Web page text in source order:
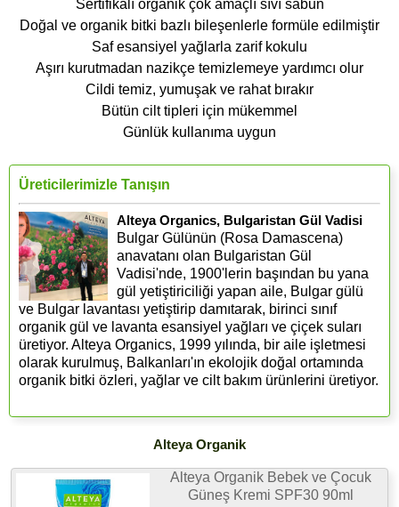
Sertifikalı organik çok amaçlı sıvı sabun
Doğal ve organik bitki bazlı bileşenlerle formüle edilmiştir
Saf esansiyel yağlarla zarif kokulu
Aşırı kurutmadan nazikçe temizlemeye yardımcı olur
Cildi temiz, yumuşak ve rahat bırakır
Bütün cilt tipleri için mükemmel
Günlük kullanıma uygun
Üreticilerimizle Tanışın
Alteya Organics, Bulgaristan Gül Vadisi
Bulgar Gülünün (Rosa Damascena)
anavatanı olan Bulgaristan Gül
Vadisi'nde, 1900'lerin başından bu yana
gül yetiştiriciliği yapan aile, Bulgar gülü
ve Bulgar lavantası yetiştirip damıtarak, birinci sınıf
organik gül ve lavanta esansiyel yağları ve çiçek suları
üretiyor. Alteya Organics, 1999 yılında, bir aile işletmesi
olarak kurulmuş, Balkanları'ın ekolojik doğal ortamında
organik bitki özleri, yağlar ve cilt bakım ürünlerini üretiyor.
Alteya Organik
Alteya Organik Bebek ve Çocuk
Güneş Kremi SPF30 90ml